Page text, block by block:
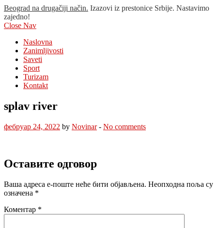
Beograd na drugačiji način. Izazovi iz prestonice Srbije. Nastavimo
zajedno!
Close Nav
Naslovna
Zanimljivosti
Saveti
Sport
Turizam
Kontakt
splav river
фебруар 24, 2022 by Novinar- No comments
Оставите одговор
Ваша адреса е-поште неће бити објављена. Неопходна поља су
означена *
Коментар *